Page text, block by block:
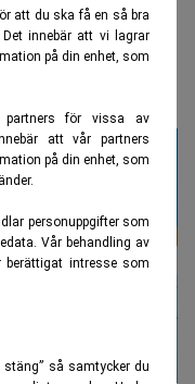
att du ska få en så bra
innebär att vi lagrar
på din enhet, som
för vissa av
att vår partners
på din enhet, som
personuppgifter som
Vår behandling av
berättigat intresse som
stäng” så samtycker du
brister på